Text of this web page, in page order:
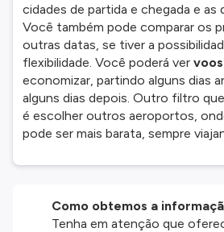
cidades de partida e chegada e as
Você também pode comparar os
outras datas, se tiver a
flexibilidade. Você poderá ver
economizar, partindo alguns dias
alguns dias depois. Outro filtro
é escolher outros aeroportos,
pode ser mais barata, sempre
Como obtemos a
Tenha em atenção que